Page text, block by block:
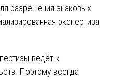
разрешения знаковых
экспертиза
ведёт к
Поэтому всегда